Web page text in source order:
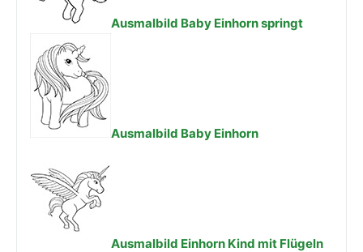
Ausmalbild Baby Einhorn springt
Ausmalbild Baby Einhorn
Ausmalbild Einhorn Kind mit Flügeln